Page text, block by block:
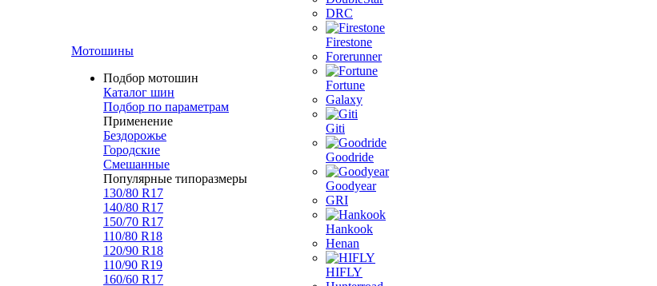
Мотошины
Подбор мотошин
Каталог шин
Подбор по параметрам
Применение
Бездорожье
Городские
Смешанные
Популярные типоразмеры
130/80 R17
140/80 R17
150/70 R17
110/80 R18
120/90 R18
110/90 R19
160/60 R17
DRC
Firestone
Forerunner
Fortune
Galaxy
Giti
Goodride
Goodyear
GRI
Hankook
Henan
HIFLY